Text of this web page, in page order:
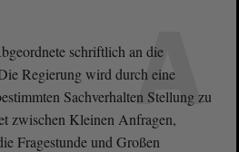
A
schriftlich an die
Regierung wird durch eine
Sachverhalten Stellung zu
zwischen Kleinen Anfragen,
Fragestunde und Großen